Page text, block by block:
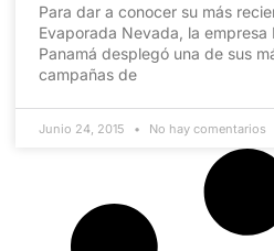
Para dar a conocer su más
Evaporada Nevada, la
Panamá desplegó una de sus
campañas de
Junio 24, 2015 No hay comentarios